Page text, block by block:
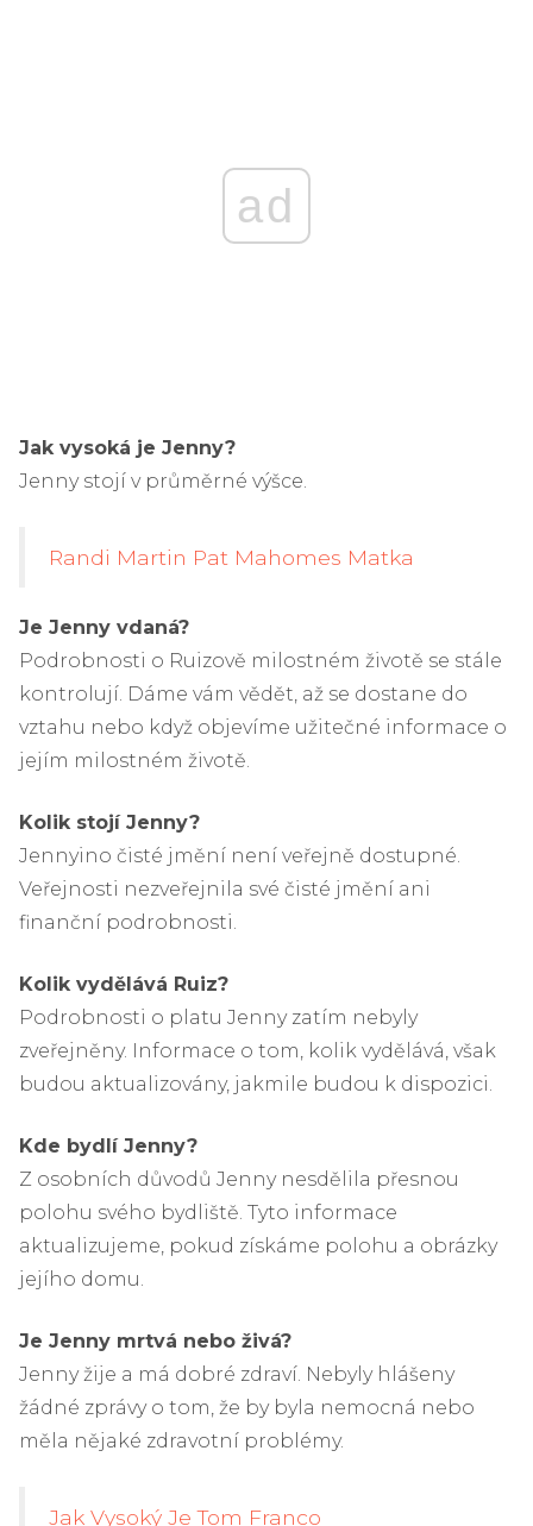
ad
Jak vysoká je Jenny?
Jenny stojí v průměrné výšce.
Randi Martin Pat Mahomes Matka
Je Jenny vdaná?
Podrobnosti o Ruizově milostném životě se stále
kontrolují. Dáme vám vědět, až se dostane do
vztahu nebo když objevíme užitečné informace o
jejím milostném životě.
Kolik stojí Jenny?
Jennyino čisté jmění není veřejně dostupné.
Veřejnosti nezveřejnila své čisté jmění ani
finanční podrobnosti.
Kolik vydělává Ruiz?
Podrobnosti o platu Jenny zatím nebyly
zveřejněny. Informace o tom, kolik vydělává, však
budou aktualizovány, jakmile budou k dispozici.
Kde bydlí Jenny?
Z osobních důvodů Jenny nesdělila přesnou
polohu svého bydliště. Tyto informace
aktualizujeme, pokud získáme polohu a obrázky
jejího domu.
Je Jenny mrtvá nebo živá?
Jenny žije a má dobré zdraví. Nebyly hlášeny
žádné zprávy o tom, že by byla nemocná nebo
měla nějaké zdravotní problémy.
Jak Vysoký Je Tom Franco